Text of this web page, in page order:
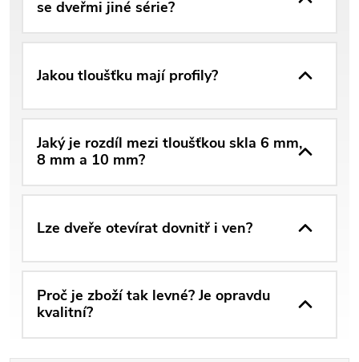
se dveřmi jiné série?
Jakou tloušťku mají profily?
Jaký je rozdíl mezi tloušťkou skla 6 mm,
8 mm a 10 mm?
Lze dveře otevírat dovnitř i ven?
Proč je zboží tak levné? Je opravdu
kvalitní?